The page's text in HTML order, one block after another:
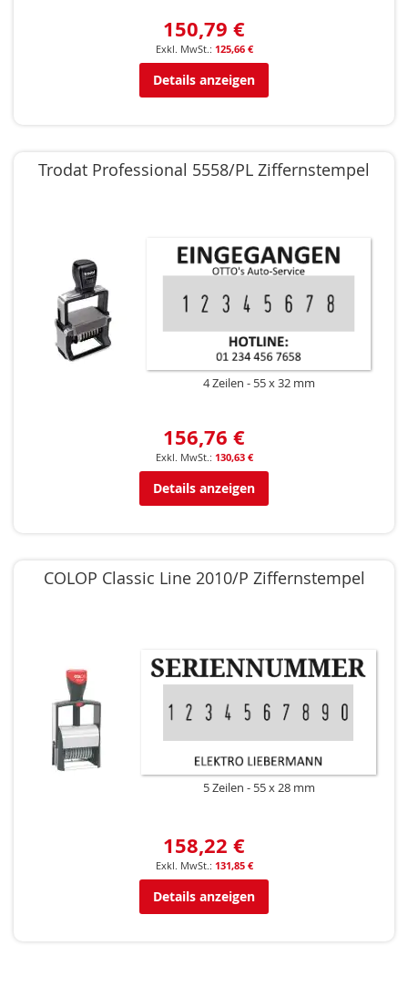
150,79 €
125,66 €
Details anzeigen
Trodat Professional 5558/PL Ziffernstempel
4 Zeilen 55 x 32 mm
156,76 €
130,63 €
Details anzeigen
COLOP Classic Line 2010/P Ziffernstempel
5 Zeilen 55 x 28 mm
158,22 €
131,85 €
Details anzeigen